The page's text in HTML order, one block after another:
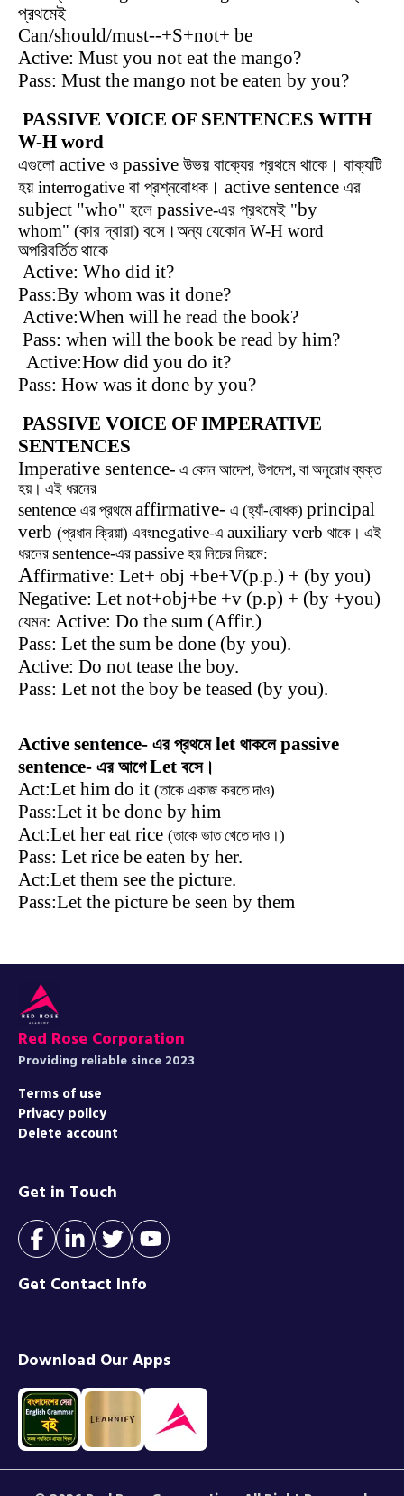
প্রথমেই
Can/should/must--+S+not+ be
Active: Must you not eat the mango?
Pass: Must the mango not be eaten by you?
PASSIVE VOICE OF SENTENCES WITH
W-H word
এগুলো active ও passive উভয় বাক্যের প্রথমে থাকে। বাক্যটি
হয় interrogative বা প্রশ্নবোধক। active sentence এর
subject "who" হলে passive-এর প্রথমেই "by
whom" (কার দ্বারা) বসে।অন্য যেকোন W-H word
অপরিবর্তিত থাকে
Active: Who did it?
Pass:By whom was it done?
Active:When will he read the book?
Pass: when will the book be read by him?
Active:How did you do it?
Pass: How was it done by you?
PASSIVE VOICE OF IMPERATIVE
SENTENCES
Imperative sentence- এ কোন আদেশ, উপদেশ, বা অনুরোধ ব্যক্ত
হয়। এই ধরনের
sentence এর প্রথমে affirmative- এ (হ্যাঁ-বোধক) principal
verb (প্রধান ক্রিয়া) এবংnegative-এ auxiliary verb থাকে। এই
ধরনের sentence-এর passive হয় নিচের নিয়মে:
Affirmative: Let+ obj +be+V(p.p.) + (by you)
Negative: Let not+obj+be +v (p.p) + (by +you)
যেমন: Active: Do the sum (Affir.)
Pass: Let the sum be done (by you).
Active: Do not tease the boy.
Pass: Let not the boy be teased (by you).
Active sentence- এরপ্রথমেlet থাকলেpassive
sentence- এরআগেLet বসে।
Act:Let him do it (তাকে একাজ করতে দাও)
Pass:Let it be done by him
Act:Let her eat rice (তাকে ভাত খেতে দাও।)
Pass: Let rice be eaten by her.
Act:Let them see the picture.
Pass:Let the picture be seen by them
Red Rose Corporation
Providing reliable since 2023
Terms of use
Privacy policy
Delete account
Get in Touch
Get Contact Info
Download Our Apps